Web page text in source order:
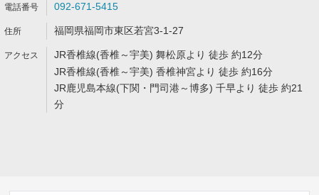
092-671-5415
福岡県福岡市東区若宮3-1-27
JR香椎線(香椎～宇美) 舞松原より 徒歩 約12分
JR香椎線(香椎～宇美) 香椎神宮より 徒歩 約16分
JR鹿児島本線(下関・門司港～博多) 千早より 徒歩 約21
分